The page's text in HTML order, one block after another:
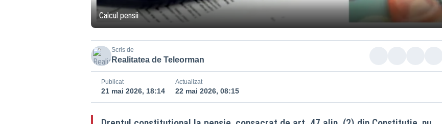
Calcul pensii
Scris de
Realitatea de Teleorman
Publicat
21 mai 2026, 18:14
Actualizat
22 mai 2026, 08:15